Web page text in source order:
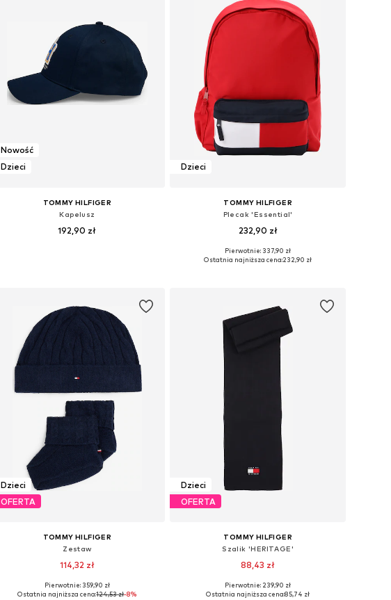
Nowość
Dzieci
TOMMY HILFIGER
Kapelusz
192,90 zł
Dzieci
TOMMY HILFIGER
Plecak 'Essential'
232,90 zł
Dostępne rozmiary: One Size
Pierwotnie: 337,90 zł
Ostatnia najniższa cena:232,90 zł
Dzieci
OFERTA
TOMMY HILFIGER
Zestaw
114,32 zł
Dostępne rozmiary: S-XXL
Pierwotnie: 359,90 zł
Ostatnia najniższa cena:124,53 zł-8%
Dzieci
OFERTA
TOMMY HILFIGER
Szalik 'HERITAGE'
88,43 zł
Dostępne rozmiary: One Size
Pierwotnie: 239,90 zł
Ostatnia najniższa cena:85,74 zł